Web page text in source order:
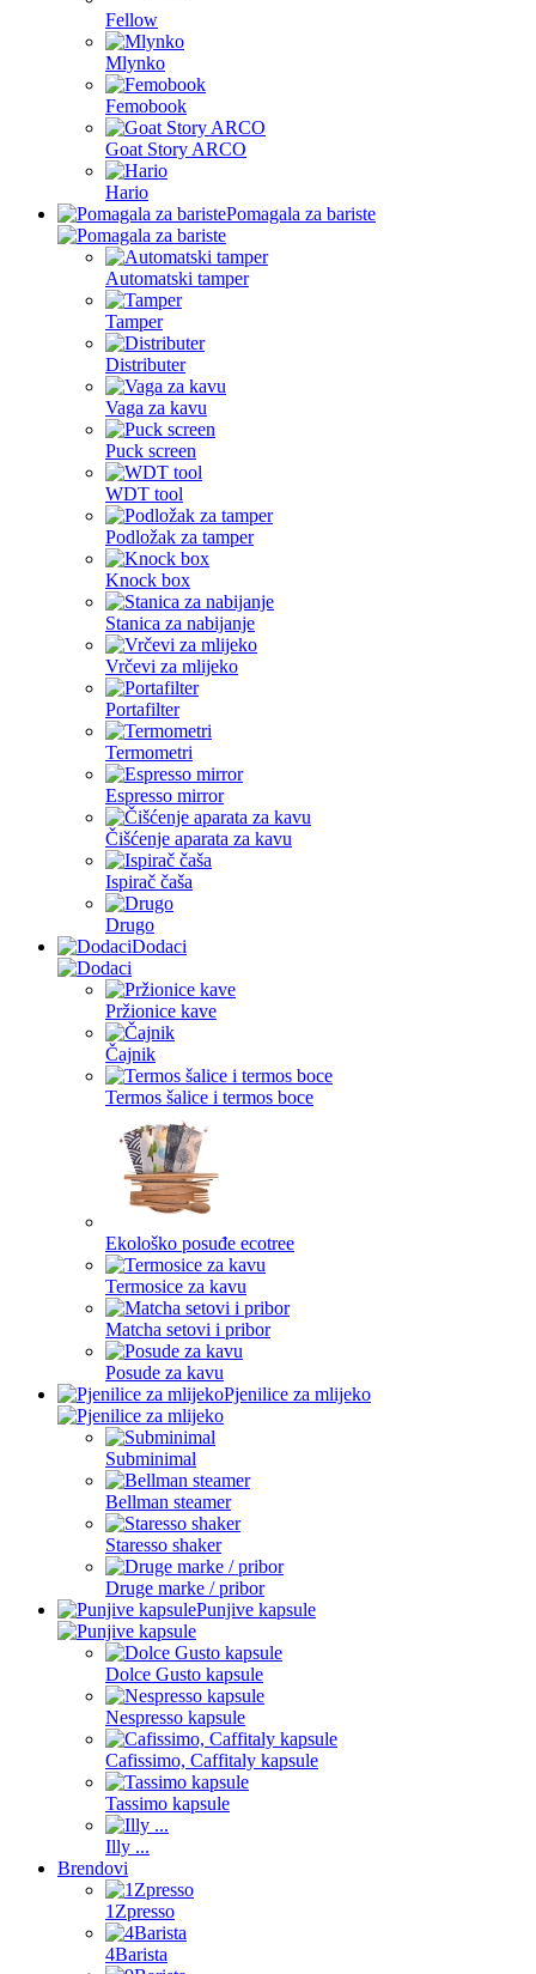
Fellow
Mlynko
Femobook
Goat Story ARCO
Hario
Pomagala za bariste
Automatski tamper
Tamper
Distributer
Vaga za kavu
Puck screen
WDT tool
Podložak za tamper
Knock box
Stanica za nabijanje
Vrčevi za mlijeko
Portafilter
Termometri
Espresso mirror
Čišćenje aparata za kavu
Ispirač čaša
Drugo
Dodaci
Pržionice kave
Čajnik
Termos šalice i termos boce
Ekološko posuđe ecotree
Termosice za kavu
Matcha setovi i pribor
Posude za kavu
Pjenilice za mlijeko
Subminimal
Bellman steamer
Staresso shaker
Druge marke / pribor
Punjive kapsule
Dolce Gusto kapsule
Nespresso kapsule
Cafissimo, Caffitaly kapsule
Tassimo kapsule
Illy ...
Brendovi
1Zpresso
4Barista